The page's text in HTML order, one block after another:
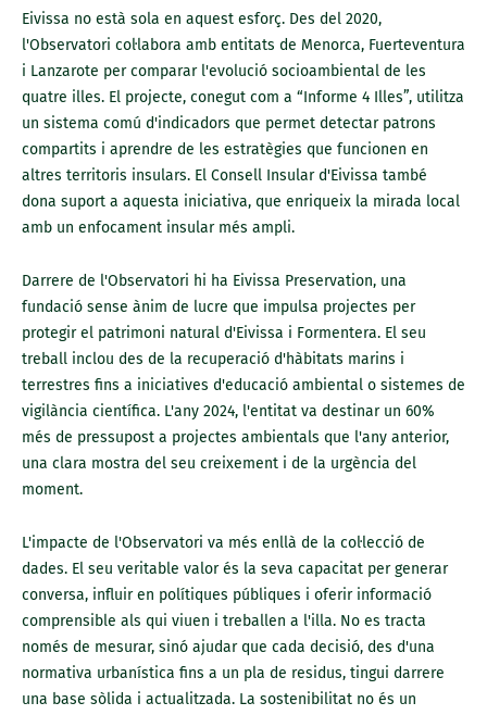
Eivissa no està sola en aquest esforç. Des del 2020,
l'Observatori col·labora amb entitats de Menorca, Fuerteventura
i Lanzarote per comparar l'evolució socioambiental de les
quatre illes. El projecte, conegut com a “Informe 4 Illes”, utilitza
un sistema comú d'indicadors que permet detectar patrons
compartits i aprendre de les estratègies que funcionen en
altres territoris insulars. El Consell Insular d'Eivissa també
dona suport a aquesta iniciativa, que enriqueix la mirada local
amb un enfocament insular més ampli.
Darrere de l'Observatori hi ha Eivissa Preservation, una
fundació sense ànim de lucre que impulsa projectes per
protegir el patrimoni natural d'Eivissa i Formentera. El seu
treball inclou des de la recuperació d'hàbitats marins i
terrestres fins a iniciatives d'educació ambiental o sistemes de
vigilància científica. L'any 2024, l'entitat va destinar un 60%
més de pressupost a projectes ambientals que l'any anterior,
una clara mostra del seu creixement i de la urgència del
moment.
L'impacte de l'Observatori va més enllà de la col·lecció de
dades. El seu veritable valor és la seva capacitat per generar
conversa, influir en polítiques públiques i oferir informació
comprensible als qui viuen i treballen a l'illa. No es tracta
només de mesurar, sinó ajudar que cada decisió, des d'una
normativa urbanística fins a un pla de residus, tingui darrere
una base sòlida i actualitzada. La sostenibilitat no és un